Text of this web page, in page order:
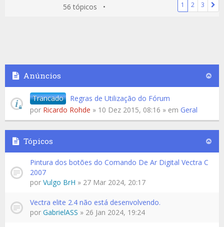
56 tópicos • 1 2 3
Anúncios
Trancado
Regras de Utilização do Fórum
por Ricardo Rohde » 10 Dez 2015, 08:16 » em Geral
Tópicos
Pintura dos botões do Comando De Ar Digital Vectra C
2007
por Vulgo BrH » 27 Mar 2024, 20:17
Vectra elite 2.4 não está desenvolvendo.
por GabrielASS » 26 Jan 2024, 19:24